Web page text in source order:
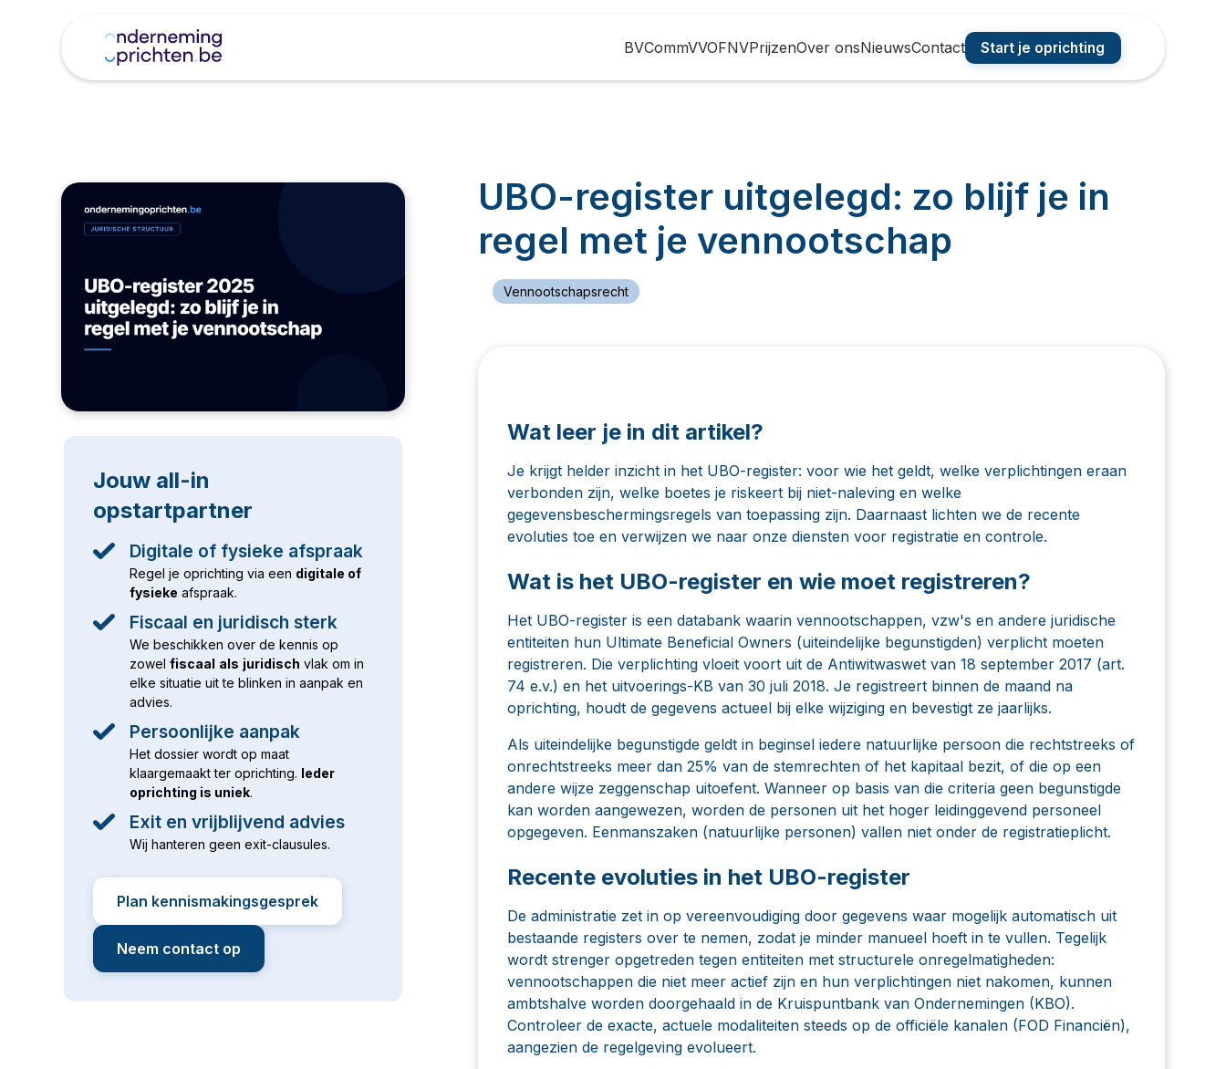
BVCommVVOFNVPrijzenOver onsNieuwsContact Start je oprichting
Jouw all-in
opstartpartner
Digitale of fysieke afspraak
Regel je oprichting via een digitale of
fysieke afspraak.
Fiscaal en juridisch sterk
We beschikken over de kennis op
zowelfiscaal als juridisch vlak om in
elke situatie uit te blinken in aanpak en
advies.
Persoonlijke aanpak
Het dossier wordt op maat
klaargemaakt ter oprichting. Ieder
oprichting is uniek.
Exit en vrijblijvend advies
Wij hanteren geen exit-clausules.
Neem contact op
Plan kennismakingsgesprek
UBO-register uitgelegd: zo blijf je in
regel met je vennootschap
Vennootschapsrecht
Wat leer je in dit artikel?
Je krijgt helder inzicht in het UBO-register: voor wie het geldt, welke verplichtingen eraan
verbonden zijn, welke boetes je riskeert bij niet-naleving en welke
gegevensbeschermingsregels van toepassing zijn. Daarnaast lichten we de recente
evoluties toe en verwijzen we naar onze diensten voor registratie en controle.
Wat is het UBO-register en wie moet registreren?
Het UBO-register is een databank waarin vennootschappen, vzw's en andere juridische
entiteiten hun Ultimate Beneficial Owners (uiteindelijke begunstigden) verplicht moeten
registreren. Die verplichting vloeit voort uit de Antiwitwaswet van 18 september 2017 (art.
74 e.v.) en het uitvoerings-KB van 30 juli 2018. Je registreert binnen de maand na
oprichting, houdt de gegevens actueel bij elke wijziging en bevestigt ze jaarlijks.
Als uiteindelijke begunstigde geldt in beginsel iedere natuurlijke persoon die rechtstreeks of
onrechtstreeks meer dan 25% van de stemrechten of het kapitaal bezit, of die op een
andere wijze zeggenschap uitoefent. Wanneer op basis van die criteria geen begunstigde
kan worden aangewezen, worden de personen uit het hoger leidinggevend personeel
opgegeven. Eenmanszaken (natuurlijke personen) vallen niet onder de registratieplicht.
Recente evoluties in het UBO-register
De administratie zet in op vereenvoudiging door gegevens waar mogelijk automatisch uit
bestaande registers over te nemen, zodat je minder manueel hoeft in te vullen. Tegelijk
wordt strenger opgetreden tegen entiteiten met structurele onregelmatigheden:
vennootschappen die niet meer actief zijn en hun verplichtingen niet nakomen, kunnen
ambtshalve worden doorgehaald in de Kruispuntbank van Ondernemingen (KBO).
Controleer de exacte, actuele modaliteiten steeds op de officiële kanalen (FOD Financiën),
aangezien de regelgeving evolueert.